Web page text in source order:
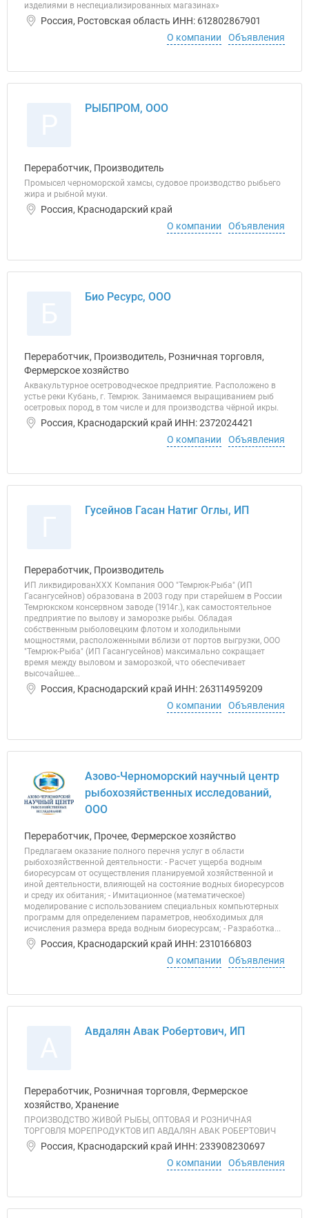
изделиями в неспециализированных магазинах»
Россия, Ростовская область ИНН: 612802867901
О компании
Объявления
РЫБПРОМ, ООО
Переработчик, Производитель
Промысел черноморской хамсы, судовое производство рыбьего
жира и рыбной муки.
Россия, Краснодарский край
О компании
Объявления
Био Ресурс, ООО
Переработчик, Производитель, Розничная торговля,
Фермерское хозяйство
Аквакультурное осетроводческое предприятие. Расположено в
устье реки Кубань, г. Темрюк. Занимаемся выращиванием рыб
осетровых пород, в том числе и для производства чёрной икры.
Россия, Краснодарский край ИНН: 2372024421
О компании
Объявления
Гусейнов Гасан Натиг Оглы, ИП
Переработчик, Производитель
ИП ликвидированХХХ Компания ООО "Темрюк-Рыба" (ИП
Гасангусейнов) образована в 2003 году при старейшем в России
Темрюкском консервном заводе (1914г.), как самостоятельное
предприятие по вылову и заморозке рыбы. Обладая
собственным рыболовецким флотом и холодильными
мощностями, расположенными вблизи от портов выгрузки, ООО
"Темрюк-Рыба" (ИП Гасангусейнов) максимально сокращает
время между выловом и заморозкой, что обеспечивает
высочайшее...
Россия, Краснодарский край ИНН: 263114959209
О компании
Объявления
Азово-Черноморский научный центр
рыбохозяйственных исследований,
ООО
Переработчик, Прочее, Фермерское хозяйство
Предлагаем оказание полного перечня услуг в области
рыбохозяйственной деятельности: - Расчет ущерба водным
биоресурсам от осуществления планируемой хозяйственной и
иной деятельности, влияющей на состояние водных биоресурсов
и среду их обитания; - Имитационное (математическое)
моделирование с использованием специальных компьютерных
программ для определением параметров, необходимых для
исчисления размера вреда водным биоресурсам; - Разработка...
Россия, Краснодарский край ИНН: 2310166803
О компании
Объявления
Авдалян Авак Робертович, ИП
Переработчик, Розничная торговля, Фермерское
хозяйство, Хранение
ПРОИЗВОДСТВО ЖИВОЙ РЫБЫ, ОПТОВАЯ И РОЗНИЧНАЯ
ТОРГОВЛЯ МОРЕПРОДУКТОВ ИП АВДАЛЯН АВАК РОБЕРТОВИЧ
Россия, Краснодарский край ИНН: 233908230697
О компании
Объявления